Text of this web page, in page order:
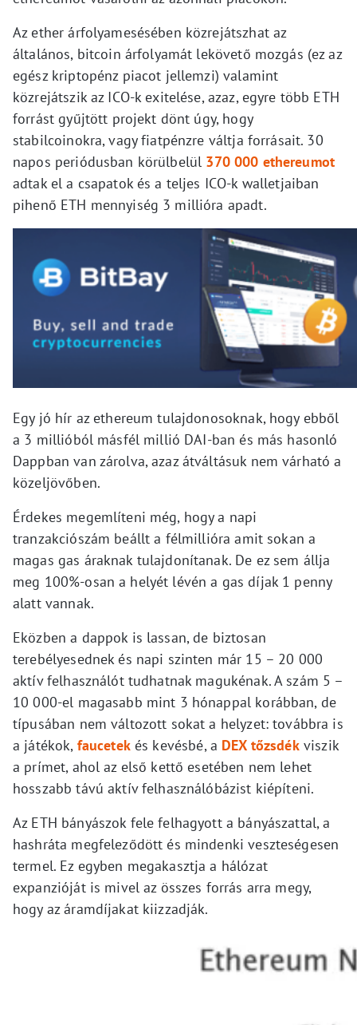
Az ether árfolyamesésében közrejátszhat az
általános, bitcoin árfolyamát lekövető mozgás (ez az
egész kriptopénz piacot jellemzi) valamint
közrejátszik az ICO-k exitelése, azaz, egyre több ETH
forrást gyűjtött projekt dönt úgy, hogy
stabilcoinokra, vagy fiatpénzre váltja forrásait. 30
napos periódusban körülbelül 370 000 ethereumot
adtak el a csapatok és a teljes ICO-k walletjaiban
pihenő ETH mennyiség 3 millióra apadt.
Egy jó hír az ethereum tulajdonosoknak, hogy ebből
a 3 millióból másfél millió DAI-ban és más hasonló
Dappban van zárolva, azaz átváltásuk nem várható a
közeljövőben.
Érdekes megemlíteni még, hogy a napi
tranzakciószám beállt a félmillióra amit sokan a
magas gas áraknak tulajdonítanak. De ez sem állja
meg 100%-osan a helyét lévén a gas díjak 1 penny
alatt vannak.
Eközben a dappok is lassan, de biztosan
terebélyesednek és napi szinten már 15 – 20 000
aktív felhasználót tudhatnak magukénak. A szám 5 –
10 000-el magasabb mint 3 hónappal korábban, de
típusában nem változott sokat a helyzet: továbbra is
a játékok, faucetekés kevésbé, a DEX tőzsdékviszik
a prímet, ahol az első kettő esetében nem lehet
hosszabb távú aktív felhasználóbázist kiépíteni.
Az ETH bányászok fele felhagyott a bányászattal, a
hashráta megfeleződött és mindenki veszteségesen
termel. Ez egyben megakasztja a hálózat
expanzióját is mivel az összes forrás arra megy,
hogy az áramdíjakat kiizzadják.